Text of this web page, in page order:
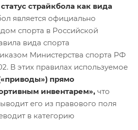
страйкбола как вида
является официально
спорта в Российской
вида спорта
Министерства спорта РФ
В этих правилах используемое
прямо
инвентарем», что
его из правового поля
в категорию